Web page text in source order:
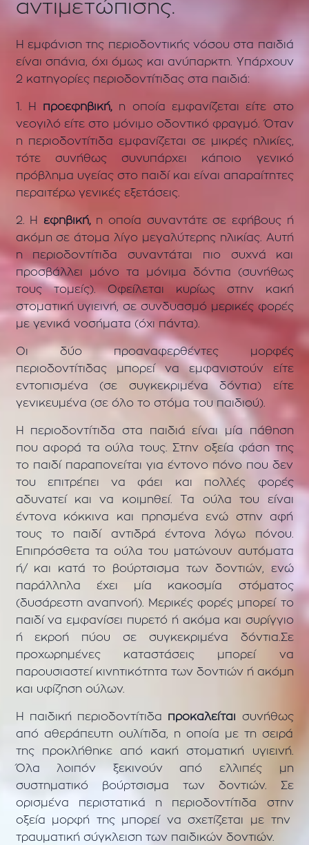
αντιμετώπισης.
Η εμφάνιση της περιοδοντικής νόσου στα παιδιά
είναι σπάνια, όχι όμως και ανύπαρκτη. Υπάρχουν
2 κατηγορίες περιοδοντίτιδας στα παιδιά:
1. Η προεφηβική, η οποία εμφανίζεται είτε στο
νεογιλό είτε στο μόνιμο οδοντικό φραγμό. Όταν
η περιοδοντίτιδα εμφανίζεται σε μικρές ηλικίες,
τότε συνήθως συνυπάρχει κάποιο γενικό
πρόβλημα υγείας στο παιδί και είναι απαραίτητες
περαιτέρω γενικές εξετάσεις.
2. Η εφηβική,η οποία συναντάτε σε εφήβους ή
ακόμη σε άτομα λίγο μεγαλύτερης ηλικίας. Αυτή
η περιοδοντίτιδα συναντάται πιο συχνά και
προσβάλλει μόνο τα μόνιμα δόντια (συνήθως
τους τομείς). Οφείλεται κυρίως στην κακή
στοματική υγιεινή, σε συνδυασμό μερικές φορές
με γενικά νοσήματα (όχι πάντα).
Οι δύο προαναφερθέντες μορφές
περιοδοντίτιδας μπορεί να εμφανιστούν είτε
εντοπισμένα (σε συγκεκριμένα δόντια) είτε
γενικευμένα (σε όλο το στόμα του παιδιού).
Η περιοδοντίτιδα στα παιδιά είναι μία πάθηση
που αφορά τα ούλα τους. Στην οξεία φάση της
το παιδί παραπονείται για έντονο πόνο που δεν
του επιτρέπει να φάει και πολλές φορές
αδυνατεί και να κοιμηθεί. Τα ούλα του είναι
έντονα κόκκινα και πρησμένα ενώ στην αφή
τους το παιδί αντιδρά έντονα λόγω πόνου.
Επιπρόσθετα τα ούλα του ματώνουν αυτόματα
ή/ και κατά το βούρτσισμα των δοντιών, ενώ
παράλληλα έχει μία κακοσμία στόματος
(δυσάρεστη αναπνοή). Μερικές φορές μπορεί το
παιδί να εμφανίσει πυρετό ή ακόμα και συρίγγιο
ή εκροή πύου σε συγκεκριμένα δόντια.Σε
προχωρημένες καταστάσεις μπορεί να
παρουσιαστεί κινητικότητα των δοντιών ή ακόμη
και υφίζηση ούλων.
Η παιδική περιοδοντίτιδα προκαλείται συνήθως
από αθεράπευτη ουλίτιδα, η οποία με τη σειρά
της προκλήθηκε από κακή στοματική υγιεινή.
Όλα λοιπόν ξεκινούν από ελλιπές μη
συστηματικό βούρτσισμα των δοντιών. Σε
ορισμένα περιστατικά η περιοδοντίτιδα στην
οξεία μορφή της μπορεί να σχετίζεται με την
τραυματική σύγκλειση των παιδικών δοντιών.